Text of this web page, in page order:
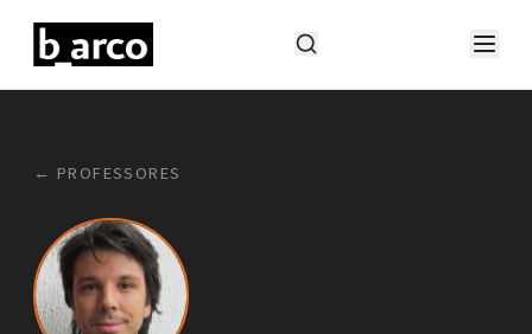
← PROFESSORES